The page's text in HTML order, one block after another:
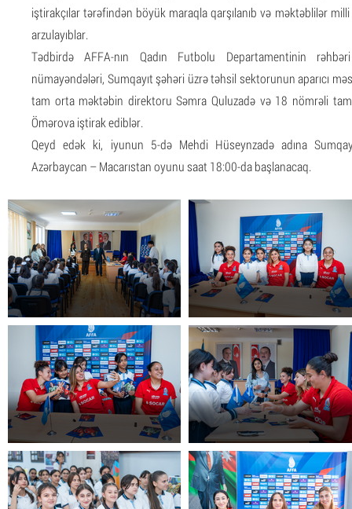
iştirakçılar tərəfindən böyük maraqla qarşılanıb və məktəblilər
arzulayıblar.
Tədbirdə AFFA-nın Qadın Futbolu Departamentinin
nümayəndələri, Sumqayıt şəhəri üzrə təhsil sektorunun aparıcı
tam orta məktəbin direktoru Səmra Quluzadə və 18 nömrəli
Ömərova iştirak ediblər.
Qeyd edək ki, iyunun 5-də Mehdi Hüseynzadə adına
Azərbaycan – Macarıstan oyunu saat 18:00-da başlanacaq.